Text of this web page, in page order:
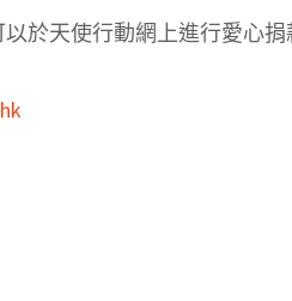
於天使行動網上進行愛心